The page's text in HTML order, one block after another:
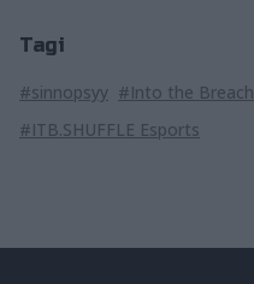
Tagi
#sinnopsyy #Into the Breach
#ITB.SHUFFLE Esports